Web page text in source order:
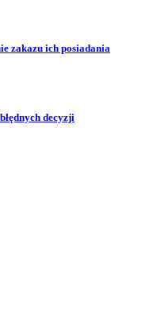
zakazu ich posiadania
decyzji